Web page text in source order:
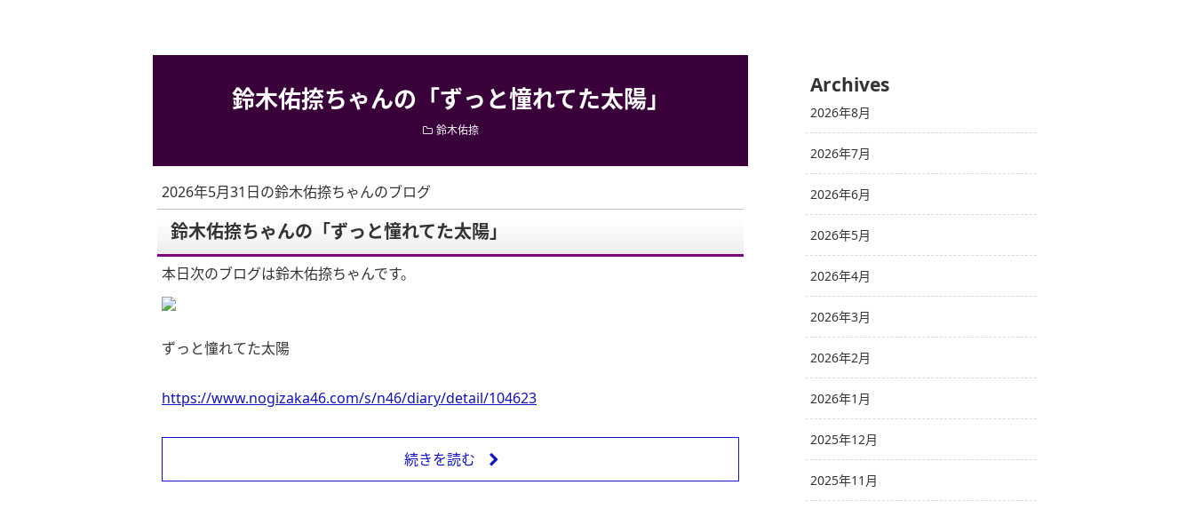
鈴木佑捺ちゃんの「ずっと憧れてた太陽」
鈴木佑捺
2026年5月31日の鈴木佑捺ちゃんのブログ
鈴木佑捺ちゃんの「ずっと憧れてた太陽」
本日次のブログは鈴木佑捺ちゃんです。
ずっと憧れてた太陽
https://www.nogizaka46.com/s/n46/diary/detail/104623
続きを読む
Archives
2026年8月
2026年7月
2026年6月
2026年5月
2026年4月
2026年3月
2026年2月
2026年1月
2025年12月
2025年11月